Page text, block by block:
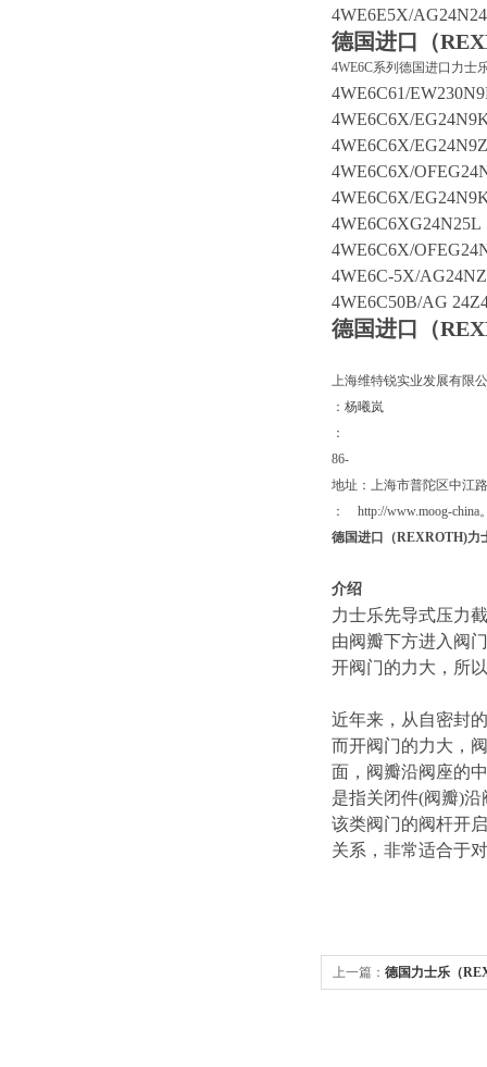
4WE6E5X/AG24N24
德国进口（
4WE6C系列德国进口力士
4WE6C61/
4WE6C6X/
4WE6C6X/
4WE6C6X/
4WE6C6X/
4WE6C6XG24N25L
4WE6C6X/
4WE6C-5X/
4WE6C50B/AG
德国进口（
上海维特锐实业发展有限
：杨曦岚
：
86-
地址：上海市普陀区中江
： http://www.moog-china
德国进口（REXROTH)力
介绍
力士乐先导式压力
由阀瓣下方进入阀
开阀门的力大，所
近年来，从自密封
而开阀门的力大，
面，阀瓣沿阀座的
是指关闭件(阀瓣)
该类阀门的阀杆开
关系，非常适合于
上一篇： 德国力士乐（